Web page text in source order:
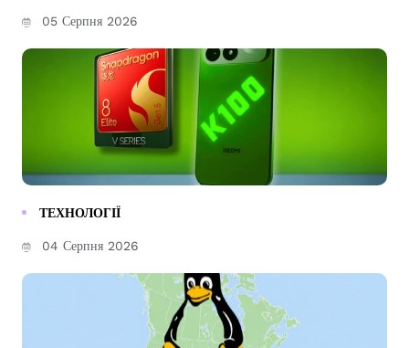
05 Серпня 2026
ТЕХНОЛОГІЇ
04 Серпня 2026